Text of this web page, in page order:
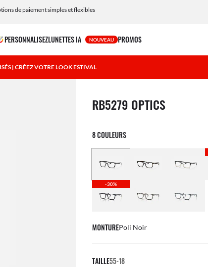
ajoutez une gravure gratuitement
PERSONNALISEZLUNETTES IA NOUVEAU PROMOS
| CRÉEZ VOTRE LOOK ESTIVAL
1 article a été retiré de votre liste de
RB5279 OPTICS
8 COULEURS
-30%
MONTUREPoli Noir
TAILLE55-18